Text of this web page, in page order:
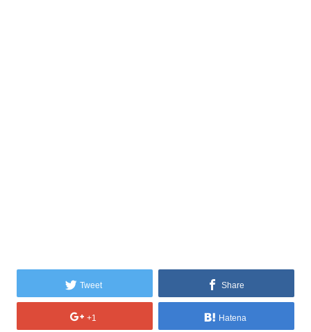
Tweet Share
+1 Hatena